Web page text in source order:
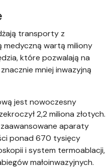
transporty z
medyczną wartą miliony
które pozwalają na
mniej inwazyjną
jest nowoczesny
2,2 miliona złotych.
aparaty
ponad 670 tysięcy
i system termoablacji,
małoinwazyjnych.